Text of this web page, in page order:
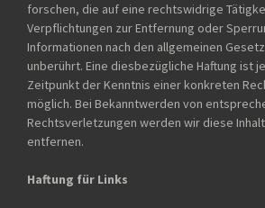
forschen, die auf eine rechtswidrige
Verpflichtungen zur Entfernung oder
Informationen nach den allgemeinen
unberührt. Eine diesbezügliche Haftung ist
Zeitpunkt der Kenntnis einer konkreten
möglich. Bei Bekanntwerden von
Rechtsverletzungen werden wir diese
entfernen.
Haftung für Links